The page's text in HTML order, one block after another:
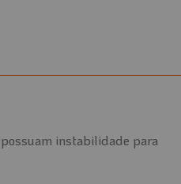
instabilidade para